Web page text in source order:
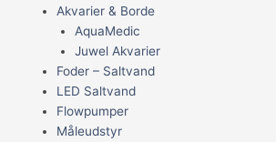
Akvarier & Borde
AquaMedic
Juwel Akvarier
Foder – Saltvand
LED Saltvand
Flowpumper
Måleudstyr